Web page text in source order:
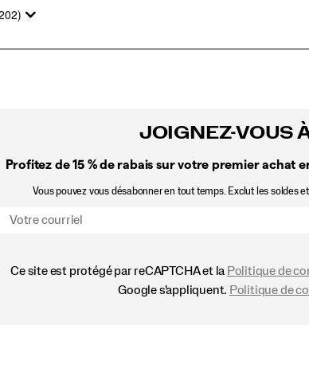
JOIGNEZ-VOUS
Profitez de 15 %de rabais sur votre premier achat
Vous pouvez vous désabonner en tout temps. Exclut les soldes
Ce site est protégé par reCAPTCHA et la Politique de
Google s'appliquent. Politique de